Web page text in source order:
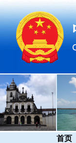
首页